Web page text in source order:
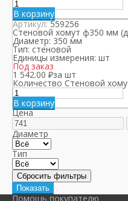
В корзину
Артикул:559256
Стеновой хомут ф350 мм
Диаметр: 350 мм
Тип: стеновой
Единицы измерения: шт
Под заказ
1 542.00 ₽за шт
Количество Стеновой
В корзину
Цена
Диаметр
Тип
Помощь покупателю